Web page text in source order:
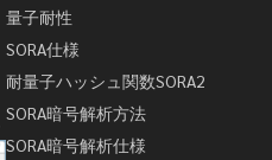
量子耐性
SORA仕様
耐量子ハッシュ関数SORA2
SORA暗号解析方法
SORA暗号解析仕様